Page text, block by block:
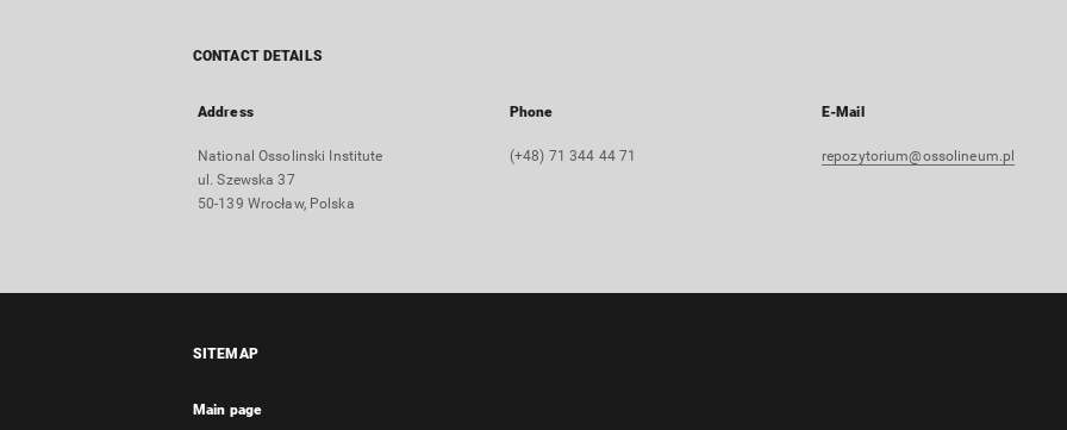
CONTACT DETAILS
Address
National Ossolinski Institute
ul. Szewska 37
50-139 Wrocław, Polska
Phone
(+48) 71 344 44 71
E-Mail
repozytorium@ossolineum.pl
SITEMAP
Main page